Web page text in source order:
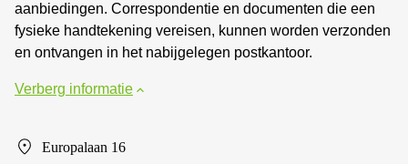
aanbiedingen. Correspondentie en documenten die een
fysieke handtekening vereisen, kunnen worden verzonden
en ontvangen in het nabijgelegen postkantoor.
Verberg informatie
Europalaan 16